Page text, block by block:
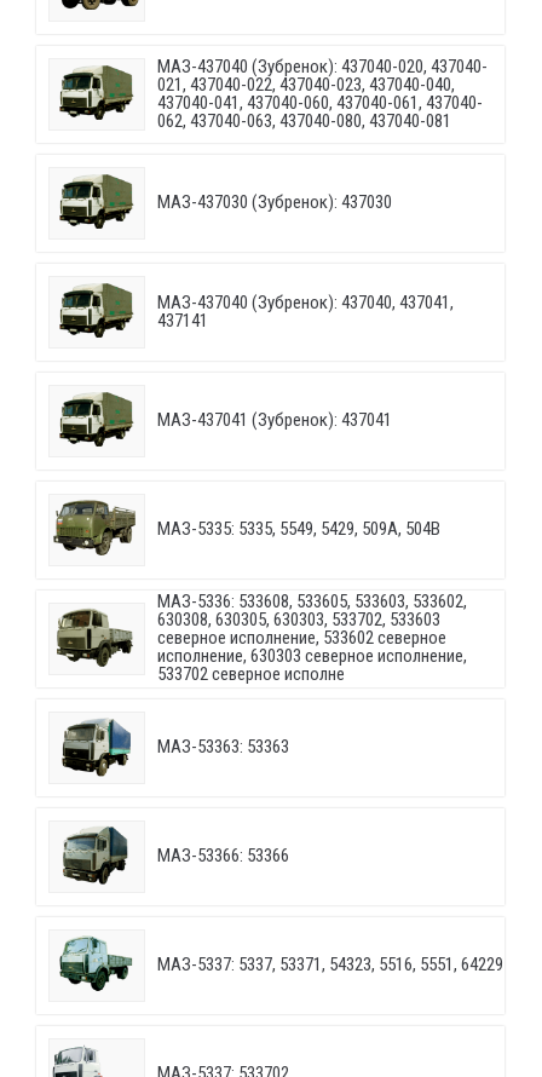
МАЗ-437040 (Зубренок): 437040-020, 437040-
021, 437040-022, 437040-023, 437040-040,
437040-041, 437040-060, 437040-061, 437040-
062, 437040-063, 437040-080, 437040-081
МАЗ-437030 (Зубренок): 437030
МАЗ-437040 (Зубренок): 437040, 437041,
437141
МАЗ-437041 (Зубренок): 437041
МАЗ-5335: 5335, 5549, 5429, 509А, 504В
МАЗ-5336: 533608, 533605, 533603, 533602,
630308, 630305, 630303, 533702, 533603
северное исполнение, 533602 северное
исполнение, 630303 северное исполнение,
533702 северное исполне
МАЗ-53363: 53363
МАЗ-53366: 53366
МАЗ-5337: 5337, 53371, 54323, 5516, 5551, 64229